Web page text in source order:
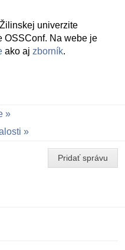
univerzite
OSSConf. Na webe je
ako aj zborník.
Pridať správu